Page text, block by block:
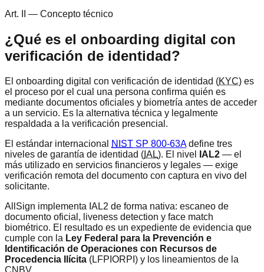
Art. II — Concepto técnico
¿Qué es el onboarding digital con
verificación de identidad?
El onboarding digital con verificación de identidad (KYC) es
el proceso por el cual una persona confirma quién es
mediante documentos oficiales y biometría antes de acceder
a un servicio. Es la alternativa técnica y legalmente
respaldada a la verificación presencial.
El estándar internacional
NIST SP 800-63A define tres
niveles de garantía de identidad ( IAL). El nivel IAL2 — el
más utilizado en servicios financieros y legales — exige
verificación remota del documento con captura en vivo del
solicitante.
AllSign implementa IAL2 de forma nativa: escaneo de
documento oficial, liveness detection y face match
biométrico. El resultado es un expediente de evidencia que
cumple con la Ley Federal para la Prevención e
Identificación de Operaciones con Recursos de
Procedencia Ilícita (LFPIORPI) y los lineamientos de la